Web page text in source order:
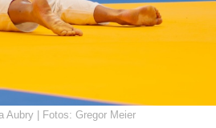
Aubry | Fotos: Gregor Meier